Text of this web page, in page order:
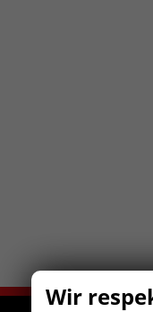
Wir